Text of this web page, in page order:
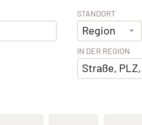
STANDORT
Region
IN DER REGION
Straße, PLZ,